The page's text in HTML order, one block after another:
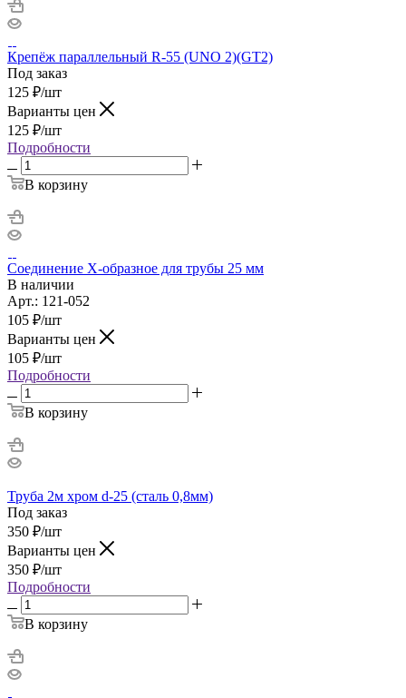
Крепёж параллельный R-55 (UNO 2)(GT2)
Под заказ
125 ₽/шт
Варианты цен
125 ₽/шт
Подробности
В корзину
Соединение Х-образное для трубы 25 мм
В наличии
Арт.: 121-052
105 ₽/шт
Варианты цен
105 ₽/шт
Подробности
В корзину
Труба 2м хром d-25 (сталь 0,8мм)
Под заказ
350 ₽/шт
Варианты цен
350 ₽/шт
Подробности
В корзину